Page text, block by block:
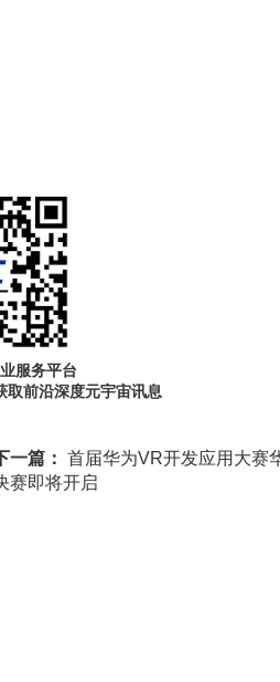
服务平台
取前沿深度元宇宙讯息
一篇： 首届华为VR开发应用大赛
赛即将开启